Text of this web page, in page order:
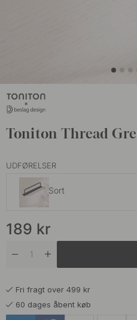
Toniton Thread
UDFØRELSER
Sort
Greige
189 kr
Fri fragt over 499 kr
60 dages åbent køb